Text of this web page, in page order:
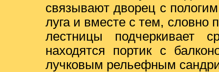
связывают дворец с
луга и вместе с тем, словно
лестницы подчеркивает
находятся портик с
лучковым рельефным